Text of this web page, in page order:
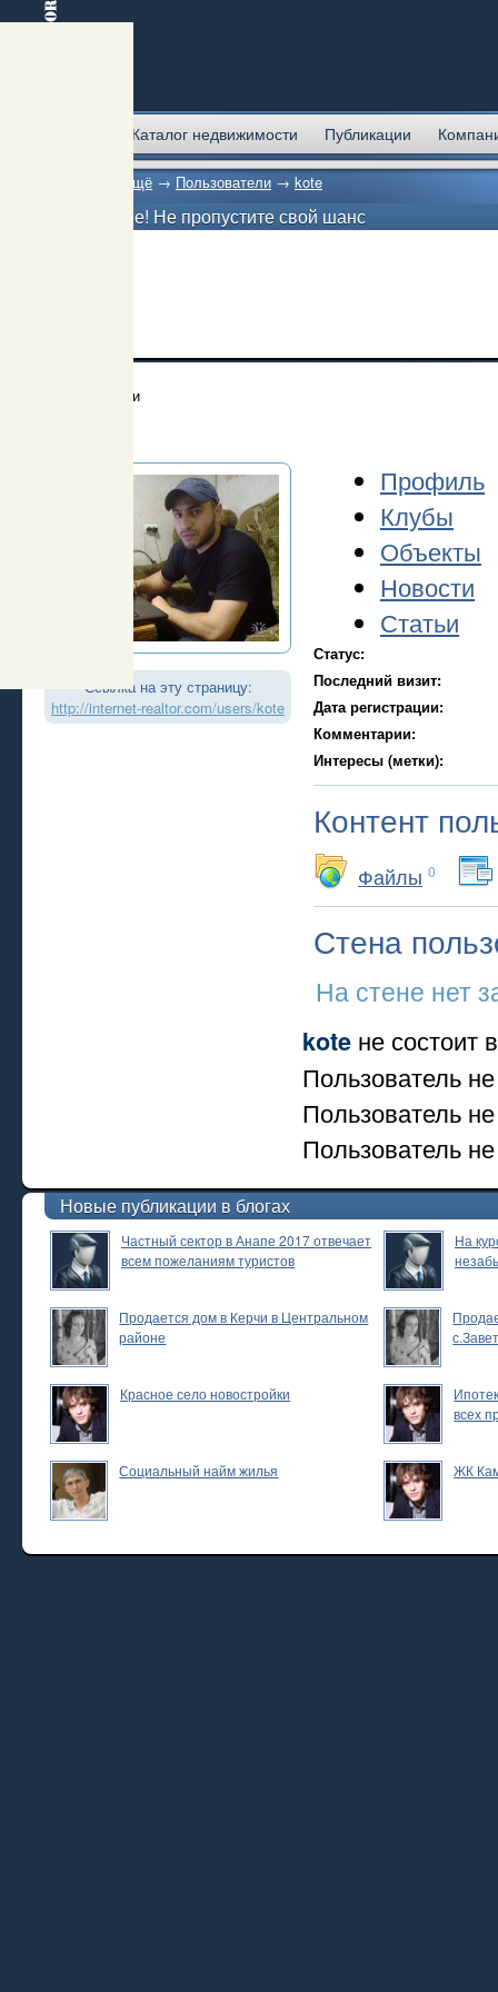
Каталог недвижимости Публикации
Ещё → Пользователи → kote
Внимание! Не пропустите свой шанс
Пользователи
Ссылка на эту страницу:
http://internet-realtor.com/users/kote
Профиль
Клубы
Объекты
Новости
Статьи
Статус:
Последний визит:
Дата регистрации:
Комментарии:
Интересы (метки):
Контент
Файлы 0
Стена
На стене нет
kote не состоит
Пользователь
Пользователь
Пользователь
Новые публикации в блогах
Частный сектор в Анапе 2017 отвечает
всем пожеланиям туристов
На
Продается дом в Керчи в Центральном
районе
Красное село новостройки
всех
Социальный найм жилья ЖК